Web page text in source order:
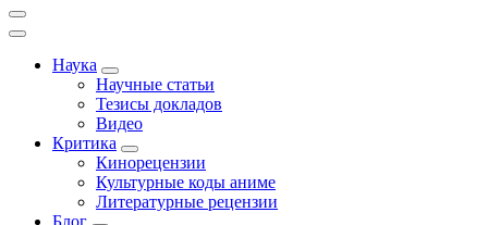
Наука
Научные статьи
Тезисы докладов
Видео
Критика
Кинорецензии
Культурные коды аниме
Литературные рецензии